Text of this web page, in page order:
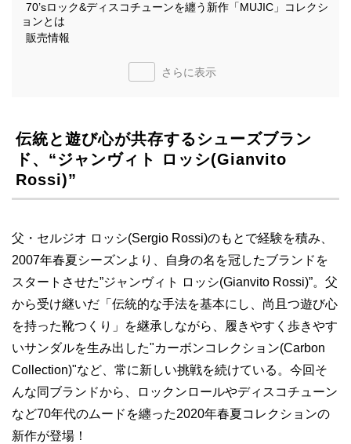
70’sロック&ディスコチューンを纏う新作「MUJIC」コレクシ
ョンとは
販売情報
さらに表示
伝統と遊び心が共存するシューズブラン
ド、“ジャンヴィト ロッシ(Gianvito
Rossi)”
父・セルジオ ロッシ(Sergio Rossi)のもとで経験を積み、
2007年春夏シーズンより、自身の名を冠したブランドを
スタートさせた”ジャンヴィト ロッシ(Gianvito Rossi)”。父
から受け継いだ「伝統的な手法を基本にし、尚且つ遊び心
を持った靴つくり」を継承しながら、履きやすく歩きやす
いサンダルを生み出した"カーボンコレクション(Carbon
Collection)"など、常に新しい挑戦を続けている。今回そ
んな同ブランドから、ロックンロールやディスコチューン
など70年代のムードを纏った2020年春夏コレクションの
新作が登場！